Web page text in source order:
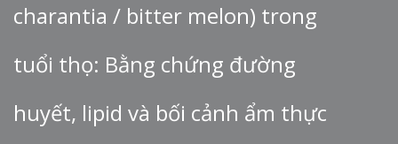
charantia / bitter melon) trong
tuổi thọ: Bằng chứng đường
huyết, lipid và bối cảnh ẩm thực